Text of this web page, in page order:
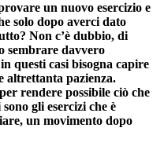
un nuovo esercizio e
solo dopo averci dato
Non c’è dubbio, di
sembrare davvero
questi casi bisogna capire
altrettanta pazienza.
rendere possibile ciò che
gli esercizi che è
un movimento dopo